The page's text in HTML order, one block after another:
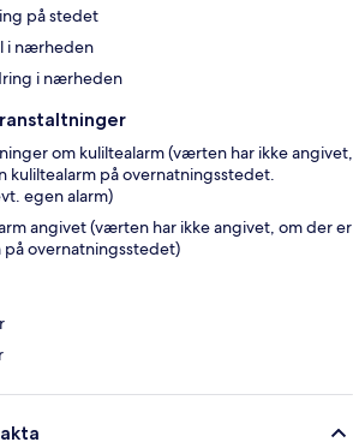
på stedet
i nærheden
i nærheden
om kuliltealarm (værten har ikke angivet,
kuliltealarm på overnatningsstedet.
egen alarm)
angivet (værten har ikke angivet, om der er
på overnatningsstedet)